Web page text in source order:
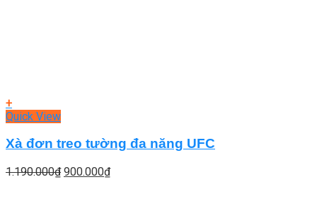
+
Quick View
Xà đơn treo tường đa năng UFC
1.190.000₫ Giá
900.000₫Giá